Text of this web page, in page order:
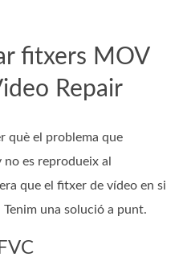
fitxers MOV
Repair
què el problema que
es reprodueix al
que el fitxer de vídeo en si
una solució a punt.